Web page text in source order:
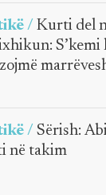
/ Kurti del
S’kemi
/ Sërish:
në takim